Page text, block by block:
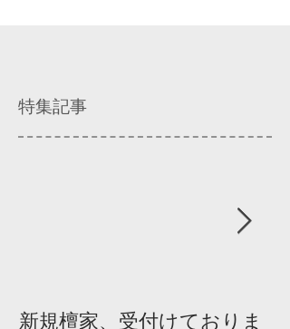
特集記事
新規檀家、受付けておりま